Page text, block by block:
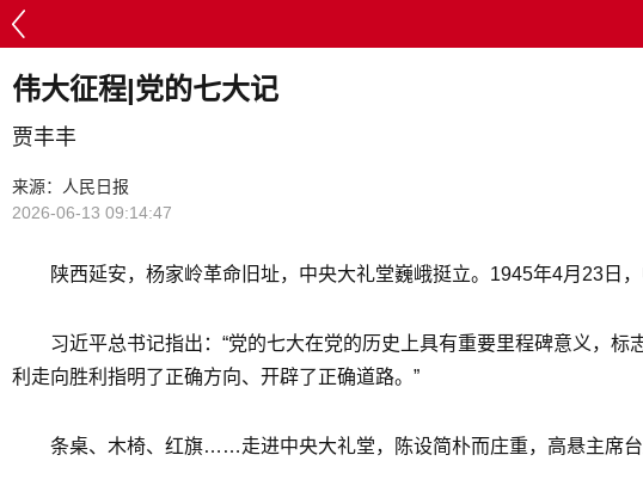
伟大征程|党的七大记
贾丰丰
来源：人民日报
2026-06-13 09:14:47
陕西延安，杨家岭革命旧址，中央大礼堂巍峨挺立。1945年4月23日
习近平总书记指出：“党的七大在党的历史上具有重要里程碑意义，
利走向胜利指明了正确方向、开辟了正确道路。”
条桌、木椅、红旗……走进中央大礼堂，陈设简朴而庄重，高悬主席台